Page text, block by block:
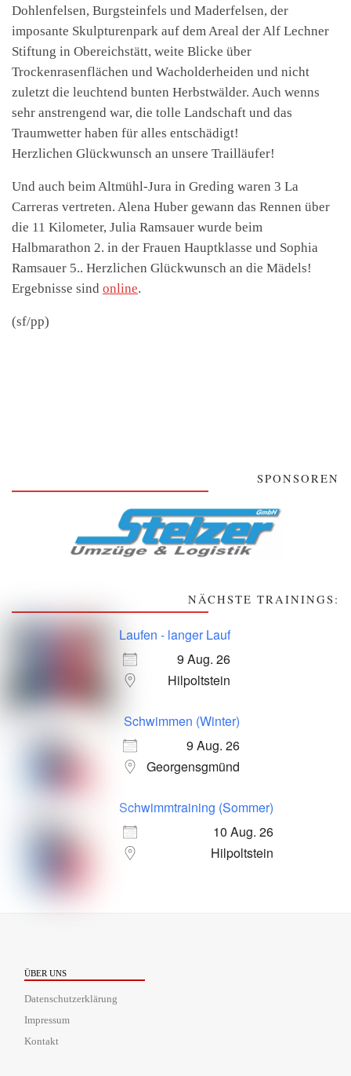
Dohlenfelsen, Burgsteinfels und Maderfelsen, der
imposante Skulpturenpark auf dem Areal der Alf Lechner
Stiftung in Obereichstätt, weite Blicke über
Trockenrasenflächen und Wacholderheiden und nicht
zuletzt die leuchtend bunten Herbstwälder. Auch wenns
sehr anstrengend war, die tolle Landschaft und das
Traumwetter haben für alles entschädigt!
Herzlichen Glückwunsch an unsere Trailläufer!
Und auch beim Altmühl-Jura in Greding waren 3 La
Carreras vertreten. Alena Huber gewann das Rennen über
die 11 Kilometer, Julia Ramsauer wurde beim
Halbmarathon 2. in der Frauen Hauptklasse und Sophia
Ramsauer 5.. Herzlichen Glückwunsch an die Mädels!
Ergebnisse sind online.
(sf/pp)
SPONSOREN
NÄCHSTE TRAININGS:
Laufen - langer Lauf
9 Aug. 26
Hilpoltstein
Schwimmen (Winter)
9 Aug. 26
Georgensgmünd
Schwimmtraining (Sommer)
10 Aug. 26
Hilpoltstein
ÜBER UNS
Datenschutzerklärung
Impressum
Kontakt